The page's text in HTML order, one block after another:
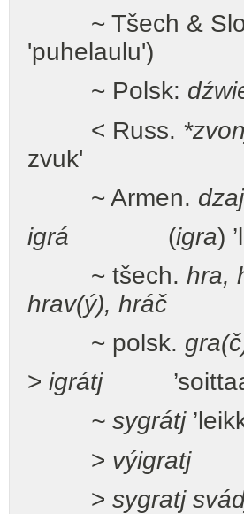
~ Tšech &
'puhelaulu')
~ Polsk:
< Russ.
zvuk'
~ Armen.
igrá (igra)
~ tšech. hra,
hrav(ý), hráč
~ polsk.
> igrátj
~ sygrátj
> výigratj
> sygratj